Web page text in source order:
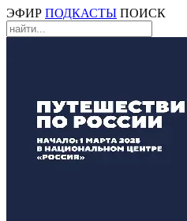
ЭФИР ПОДКАСТЫ ПОИСК